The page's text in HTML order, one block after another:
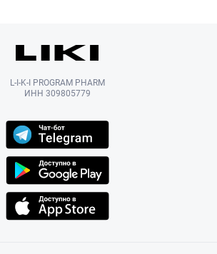
L-I-K-I PROGRAM PHARM
ИНН 309805779